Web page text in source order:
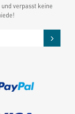
verpasst keine